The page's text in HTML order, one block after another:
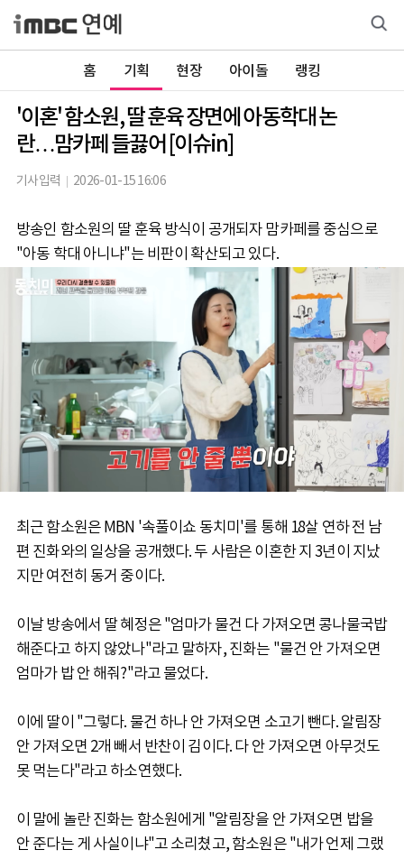
홈 기획 현장 아이돌 랭킹
'이혼' 함소원, 딸 훈육 장면에 아동학대 논
란…맘카페 들끓어 [이슈in]
기사입력 2026-01-15 16:06
방송인 함소원의 딸 훈육 방식이 공개되자 맘카페를 중심으로
"아동 학대 아니냐"는 비판이 확산되고 있다.
최근 함소원은 MBN '속풀이쇼 동치미'를 통해 18살 연하 전 남
편 진화와의 일상을 공개했다. 두 사람은 이혼한 지 3년이 지났
지만 여전히 동거 중이다.
이날 방송에서 딸 혜정은 "엄마가 물건 다 가져오면 콩나물국밥
해준다고 하지 않았나"라고 말하자, 진화는 "물건 안 가져오면
엄마가 밥 안 해줘?"라고 물었다.
이에 딸이 "그렇다. 물건 하나 안 가져오면 소고기 뺀다. 알림장
안 가져오면 2개 빼서 반찬이 김이다. 다 안 가져오면 아무것도
못 먹는다"라고 하소연했다.
이 말에 놀란 진화는 함소원에게 "알림장을 안 가져오면 밥을
안 준다는 게 사실이냐"고 소리쳤고, 함소원은 "내가 언제 그랬